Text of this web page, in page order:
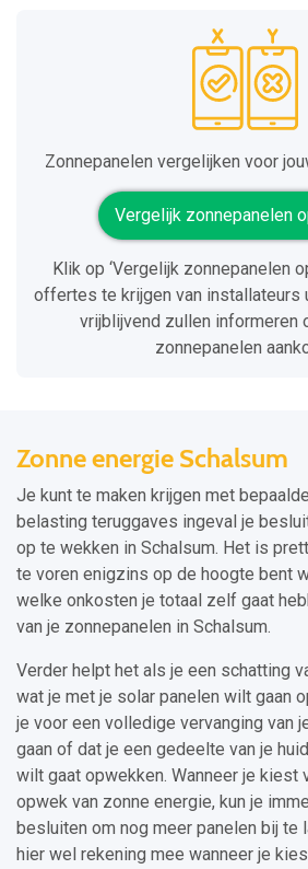
Zonnepanelen vergelijken voor
Vergelijk zonnepanelen
Klik op ‘Vergelijk zonnepanelen
offertes te krijgen van installateurs
vrijblijvend zullen informeren
zonnepanelen
Zonne energie Schalsum
Je kunt te maken krijgen met
belasting teruggaves ingeval je
op te wekken in Schalsum. Het is
te voren enigzins op de hoogte bent
welke onkosten je totaal zelf gaat
van je zonnepanelen in Schalsum.
Verder helpt het als je een schatting
wat je met je solar panelen wilt gaan
je voor een volledige vervanging van
gaan of dat je een gedeelte van je
wilt gaat opwekken. Wanneer je kiest
opwek van zonne energie, kun je
besluiten om nog meer panelen bij te
hier wel rekening mee wanneer je